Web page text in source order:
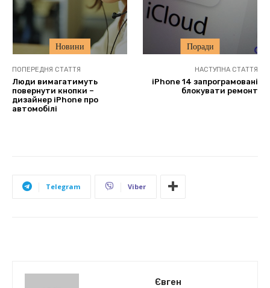
Новини Поради
ПОПЕРЕДНЯ СТАТТЯ
Люди вимагатимуть
повернути кнопки –
дизайнер iPhone про
автомобілі
НАСТУПНА СТАТТЯ
iPhone 14 запрограмовані
блокувати ремонт
Telegram Viber
Євген